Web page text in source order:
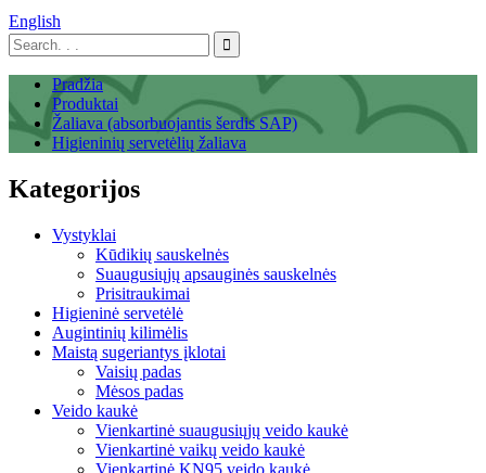
English
Pradžia
Produktai
Žaliava (absorbuojantis šerdis SAP)
Higieninių servetėlių žaliava
Kategorijos
Vystyklai
Kūdikių sauskelnės
Suaugusiųjų apsauginės sauskelnės
Prisitraukimai
Higieninė servetėlė
Augintinių kilimėlis
Maistą sugeriantys įklotai
Vaisių padas
Mėsos padas
Veido kaukė
Vienkartinė suaugusiųjų veido kaukė
Vienkartinė vaikų veido kaukė
Vienkartinė KN95 veido kaukė